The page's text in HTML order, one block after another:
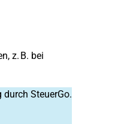
z. B. bei
SteuerGo.